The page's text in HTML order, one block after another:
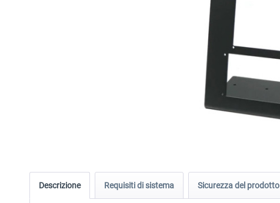
Descrizione Requisiti di sistema Sicurezza del prodotto